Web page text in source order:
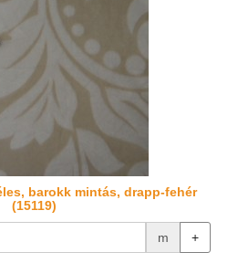
barokk mintás, drapp-fehér
(15119)
m +